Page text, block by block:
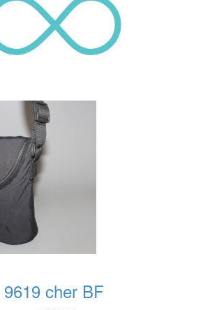
9619 cher BF